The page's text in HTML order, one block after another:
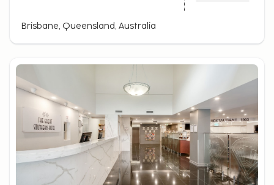
Brisbane, Queensland, Australia